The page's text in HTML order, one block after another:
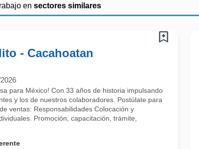
en sectores similares
- Cacahoatan
para México! Con 33 años de historia impulsando
y los de nuestros colaboradores. Postúlate para
ventas: Responsabilidades Colocación y
Promoción, capacitación, trámite,